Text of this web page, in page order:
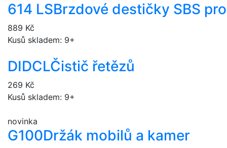
614 LSBrzdové destičky SBS
889 Kč
Kusů skladem: 9+
DIDCLČistič řetězů
269 Kč
Kusů skladem: 9+
novinka
G100Držák mobilů a kamer